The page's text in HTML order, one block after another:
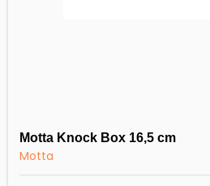
Motta Knock Box 16,5 cm
Motta